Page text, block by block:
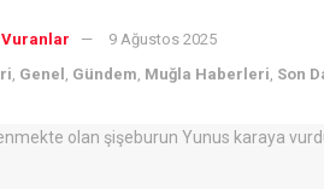
Vuranlar
9 Ağustos 2025
Genel Gündem Muğla Haberleri Son